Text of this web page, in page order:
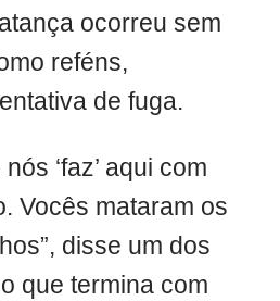
ocorreu sem
reféns,
de fuga.
‘faz’ aqui com
Vocês mataram os
disse um dos
que termina com